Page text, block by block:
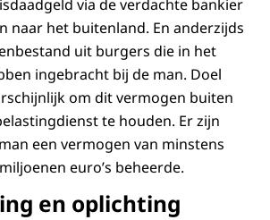
via de verdachte bankier
naar het buitenland. En anderzijds
uit burgers die in het
ingebracht bij de man. Doel
om dit vermogen buiten
te houden. Er zijn
een vermogen van minstens
euro’s beheerde.
en oplichting